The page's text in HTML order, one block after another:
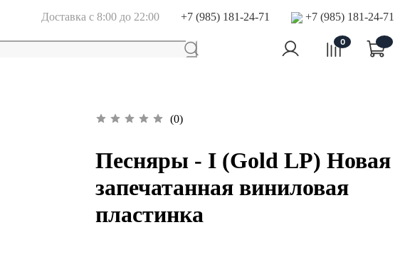
Доставка с 8:00 до 22:00 +7 (985) 181-24-71 +7 (985) 181-24-71
0
(0)
Песняры - I (Gold LP) Новая
запечатанная виниловая
пластинка